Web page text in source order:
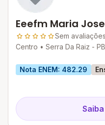
Eeefm Maria
Sem avaliações
Centro • Serra Da Raiz - PB
Nota ENEM: 482.29